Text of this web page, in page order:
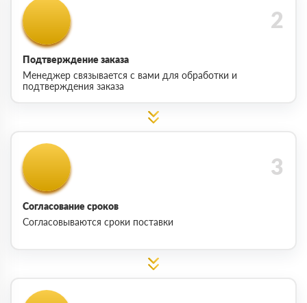
Подтверждение заказа
Менеджер связывается с вами для обработки и
подтверждения заказа
Согласование сроков
Согласовываются сроки поставки